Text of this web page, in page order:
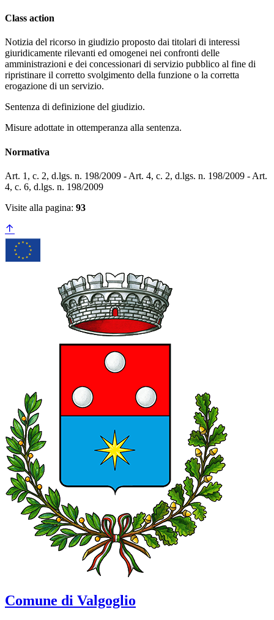
Class action
Notizia del ricorso in giudizio proposto dai titolari di interessi
giuridicamente rilevanti ed omogenei nei confronti delle
amministrazioni e dei concessionari di servizio pubblico al fine di
ripristinare il corretto svolgimento della funzione o la corretta
erogazione di un servizio.
Sentenza di definizione del giudizio.
Misure adottate in ottemperanza alla sentenza.
Normativa
Art. 1, c. 2, d.lgs. n. 198/2009 - Art. 4, c. 2, d.lgs. n. 198/2009 - Art.
4, c. 6, d.lgs. n. 198/2009
Visite alla pagina: 93
Comune di Valgoglio